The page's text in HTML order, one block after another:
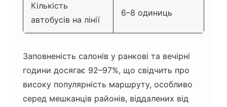
Кількість
автобусів на лінії
6–8 одиниць
Заповненість салонів у ранкові та вечірні
години досягає 92–97%, що свідчить про
високу популярність маршруту, особливо
серед мешканців районів, віддалених від